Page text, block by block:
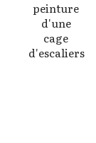
peinture
d'une
cage
d'escaliers